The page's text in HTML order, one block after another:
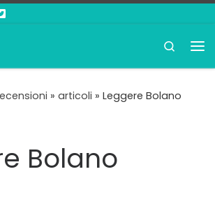
Search
» articoli » Leggere Bolano
Bolano